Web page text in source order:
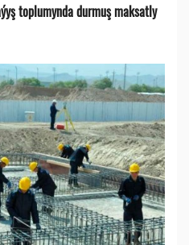
toplumynda durmuş maksatly